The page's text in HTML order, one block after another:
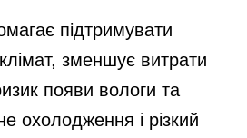
підтримувати
зменшує витрати
появи вологи та
охолодження і різкий